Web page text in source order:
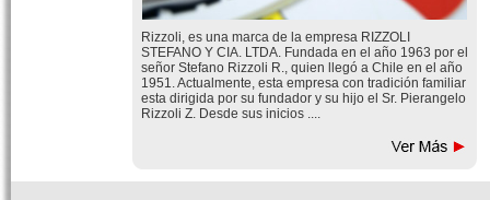
Rizzoli, es una marca de la empresa RIZZOLI
STEFANO Y CIA. LTDA. Fundada en el año 1963 por el
señor Stefano Rizzoli R., quien llegó a Chile en el año
1951. Actualmente, esta empresa con tradición familiar
esta dirigida por su fundador y su hijo el Sr. Pierangelo
Rizzoli Z. Desde sus inicios ....